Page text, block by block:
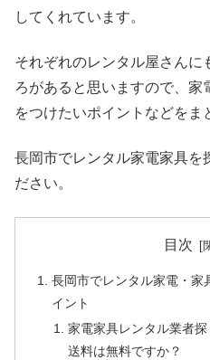
してくれています。
それぞれのレンタル屋さんに
ろがあると思いますので、
をつけたいポイントなどをま
長岡市でレンタル家電家具を
ださい。
目次
長岡市でレンタル家電・家
イント
家電家具レンタル業者
送料は無料ですか？